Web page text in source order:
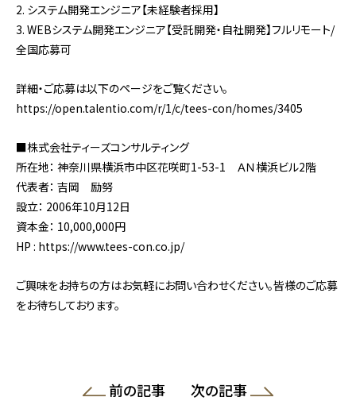
2. システム開発エンジニア【未経験者採用】
3. WEBシステム開発エンジニア【受託開発・自社開発】フルリモート/
全国応募可
詳細・ご応募は以下のページをご覧ください。
https://open.talentio.com/r/1/c/tees-con/homes/3405
■株式会社ティーズコンサルティング
所在地： 神奈川県横浜市中区花咲町1-53-1 ＡＮ横浜ビル2階
代表者： 吉岡 励努
設立： 2006年10月12日
資本金： 10,000,000円
HP : https://www.tees-con.co.jp/
ご興味をお持ちの方はお気軽にお問い合わせください。皆様のご応募
をお待ちしております。
前の記事 次の記事